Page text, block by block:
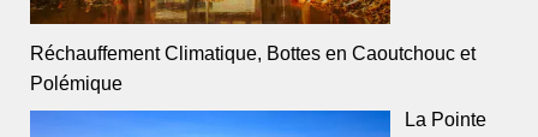
Réchauffement Climatique, Bottes en Caoutchouc et
Polémique
La Pointe